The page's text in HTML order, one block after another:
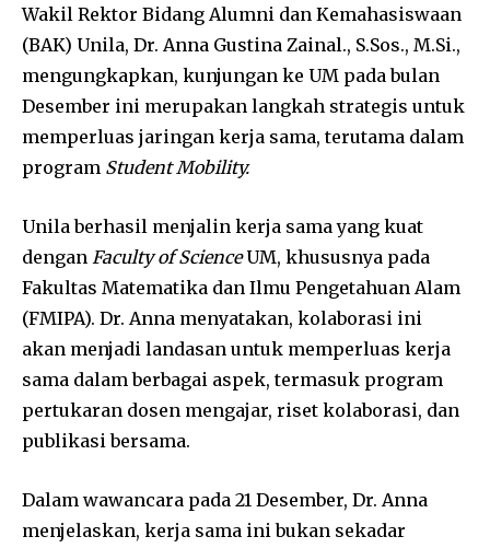
Wakil Rektor Bidang Alumni dan Kemahasiswaan
(BAK) Unila, Dr. Anna Gustina Zainal., S.Sos., M.Si.,
mengungkapkan, kunjungan ke UM pada bulan
Desember ini merupakan langkah strategis untuk
memperluas jaringan kerja sama, terutama dalam
program Student Mobility.
Unila berhasil menjalin kerja sama yang kuat
dengan Faculty of ScienceUM, khususnya pada
Fakultas Matematika dan Ilmu Pengetahuan Alam
(FMIPA). Dr. Anna menyatakan, kolaborasi ini
akan menjadi landasan untuk memperluas kerja
sama dalam berbagai aspek, termasuk program
pertukaran dosen mengajar, riset kolaborasi, dan
publikasi bersama.
Dalam wawancara pada 21 Desember, Dr. Anna
menjelaskan, kerja sama ini bukan sekadar